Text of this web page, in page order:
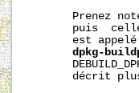
Prenez
puis
est
dpkg-
décrit